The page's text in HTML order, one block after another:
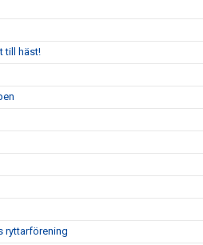
till häst!
ryttarförening